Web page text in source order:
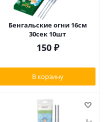
Бенгальские огни 16см
30сек 10шт
150₽
В корзину